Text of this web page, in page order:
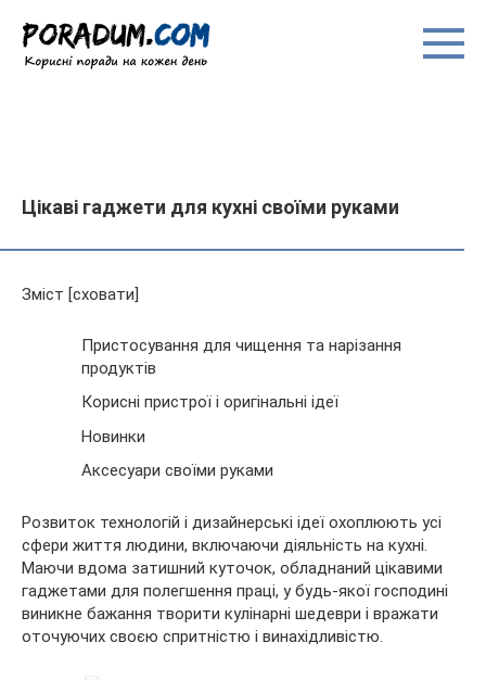
вмісту
Цікаві гаджети для кухні своїми руками
Зміст [сховати]
Пристосування для чищення та нарізання
продуктів
Корисні пристрої і оригінальні ідеї
Новинки
Аксесуари своїми руками
Розвиток технологій і дизайнерські ідеї охоплюють усі
сфери життя людини, включаючи діяльність на кухні.
Маючи вдома затишний куточок, обладнаний цікавими
гаджетами для полегшення праці, у будь-якої господині
виникне бажання творити кулінарні шедеври і вражати
оточуючих своєю спритністю і винахідливістю.